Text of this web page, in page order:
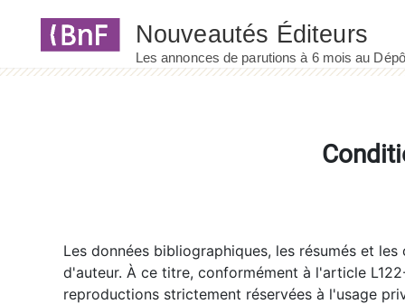
Les données bibliographiques, les résumés et
d'auteur. À ce titre, conformément à l'article
reproductions strictement réservées à l'usage